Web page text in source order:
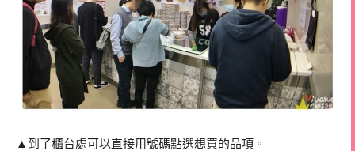
▲到了櫃台處可以直接用號碼點選想買的品項。